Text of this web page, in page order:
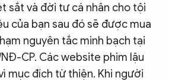
sắt và đời tư cá nhân cho tội
của bạn sau đó sẽ được mua
nguyên tắc minh bạch tại
CP. Các website phim lậu
mục đích từ thiện. Khi người